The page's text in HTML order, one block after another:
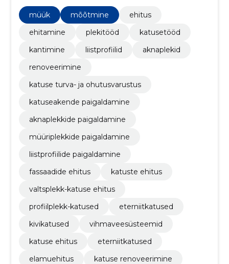
õiglasi hindu ja tööde õigeaegset teostamist.
müük mõõtmine
ehitus
ehitamine
plekitööd
katusetööd
kantimine
liistprofiilid
aknaplekid
renoveerimine
katuse turva- ja ohutusvarustus
katuseakende paigaldamine
aknaplekkide paigaldamine
müüriplekkide paigaldamine
liistprofiilide paigaldamine
fassaadide ehitus
katuste ehitus
valtsplekk-katuse ehitus
profiilplekk-katused
eterniitkatused
kivikatused
vihmaveesüsteemid
katuse ehitus
eterniitkatused
elamuehitus
katuse renoveerimine